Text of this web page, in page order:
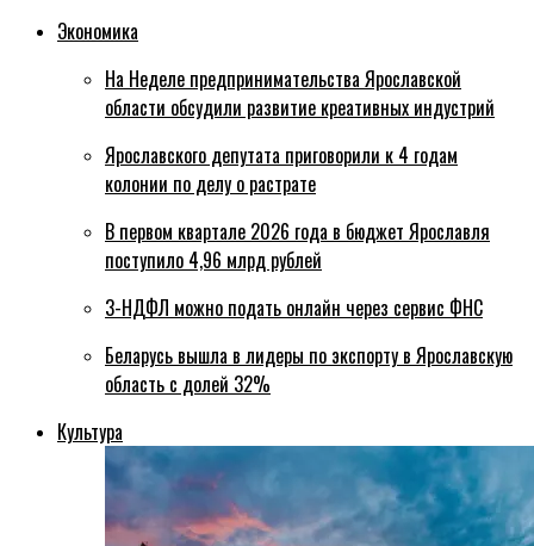
Экономика
На Неделе предпринимательства Ярославской
области обсудили развитие креативных индустрий
Ярославского депутата приговорили к 4 годам
колонии по делу о растрате
В первом квартале 2026 года в бюджет Ярославля
поступило 4,96 млрд рублей
3-НДФЛ можно подать онлайн через сервис ФНС
Беларусь вышла в лидеры по экспорту в Ярославскую
область с долей 32%
Культура